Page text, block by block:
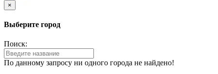
×
Выберите город
Поиск:
По данному запросу ни одного города не найдено!